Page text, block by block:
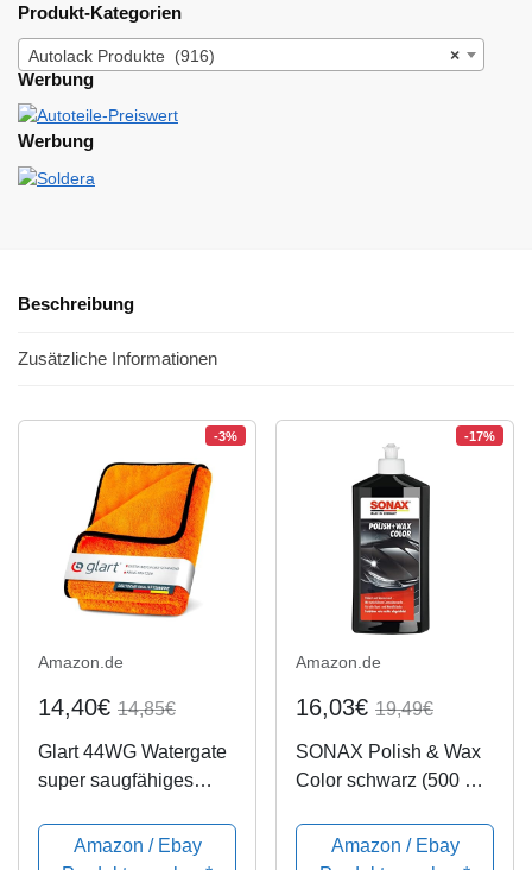
Produkt-Kategorien
×
Autolack Produkte (916)
Werbung
Werbung
Beschreibung
Zusätzliche Informationen
-3%
Amazon.de
14,40€ 14,85€
Glart 44WG Watergate
super saugfähiges
Trockentuch, orange, 1
Stück
Amazon / Ebay
-17%
Amazon.de
16,03€ 19,49€
SONAX Polish & Wax
Color schwarz (500 ml)
Farbpigmenten und
Wachsanteilen | Art-Nr.
Amazon / Ebay